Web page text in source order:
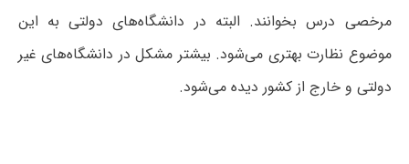
مرخصی درس بخوانند. البته در دانشگاه‌های دولتی به این
موضوع نظارت بهتری می‌شود. بیشتر مشکل در دانشگاه‌های غیر
دولتی و خارج از کشور دیده می‌شود.